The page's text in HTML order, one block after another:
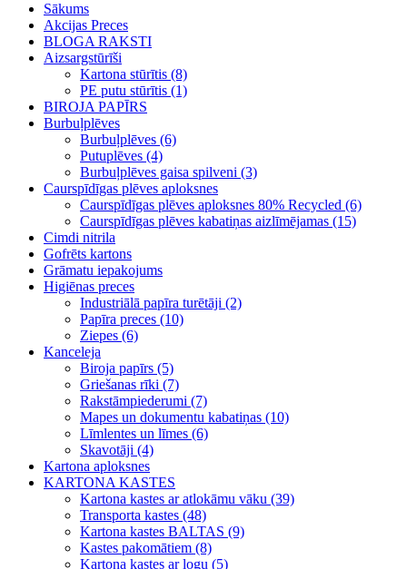
Sākums
Akcijas Preces
BLOGA RAKSTI
Aizsargstūrīši
Kartona stūrītis (8)
PE putu stūrītis (1)
BIROJA PAPĪRS
Burbuļplēves
Burbuļplēves (6)
Putuplēves (4)
Burbuļplēves gaisa spilveni (3)
Caurspīdīgas plēves aploksnes
Caurspīdīgas plēves aploksnes 80% Recycled (6)
Caurspīdīgas plēves kabatiņas aizlīmējamas (15)
Cimdi nitrila
Gofrēts kartons
Grāmatu iepakojums
Higiēnas preces
Industriālā papīra turētāji (2)
Papīra preces (10)
Ziepes (6)
Kanceleja
Biroja papīrs (5)
Griešanas rīki (7)
Rakstāmpiederumi (7)
Mapes un dokumentu kabatiņas (10)
Līmlentes un līmes (6)
Skavotāji (4)
Kartona aploksnes
KARTONA KASTES
Kartona kastes ar atlokāmu vāku (39)
Transporta kastes (48)
Kartona kastes BALTAS (9)
Kastes pakomātiem (8)
Kartona kastes ar logu (5)